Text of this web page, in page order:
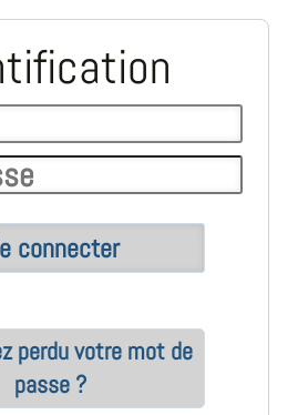
perdu votre mot de
passe ?